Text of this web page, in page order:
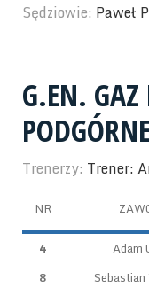
Sędziowie: Paweł
G.EN.
PODGÓRNE
Trenerzy: Trener:
NR
4 Adam
8